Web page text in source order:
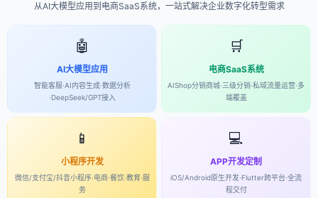
从AI大模型应用到电商SaaS系统，一站式解决企业数字化转型需求
🤖
AI大模型应用
智能客服·AI内容生成·数据分析
·DeepSeek/GPT接入
🛒
电商SaaS系统
AIShop分销商城·三级分销·私域流量运营·多
端覆盖
📱
小程序开发
微信/支付宝/抖音小程序·电商·餐饮·教育·服
务
💻
APP开发定制
iOS/Android原生开发·Flutter跨平台·全流
程交付